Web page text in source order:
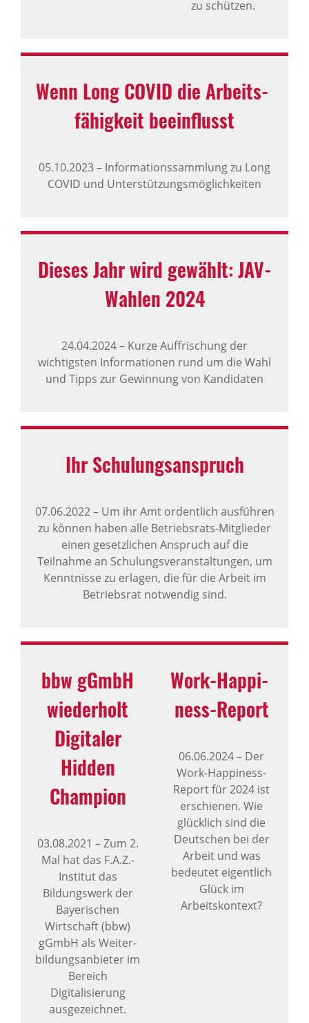
zu schützen.
Wenn Long COVID die Arbeits­
fä­hig­keit beein­flusst
05.10.2023– Informationssammlung zu Long
COVID und Unterstützungsmöglichkeiten
Dieses Jahr wird gewählt: JAV-
Wahlen 2024
24.04.2024– Kurze Auffrischung der
wichtigsten Informationen rund um die Wahl
und Tipps zur Gewinnung von Kandidaten
Ihr Schu­lungs­an­spruch
07.06.2022–Um ihr Amt ordentlich ausführen
zu können haben alle Betriebsrats-Mitglieder
einen gesetzlichen Anspruch auf die
Teilnahme an Schulungsveranstaltungen, um
Kenntnisse zu erlagen, die für die Arbeit im
Betriebsrat notwendig sind.
bbw gGmbH
wieder­holt
Digi­taler
Hidden
Cham­pion
03.08.2021 –Zum 2.
Mal hat das F.A.Z.-
Institut das
Bildungswerk der
Bayerischen
Wirtschaft (bbw)
gGmbH als Weiter­
bil­dungs­anbieter im
Bereich
Digitalisierung
ausgezeichnet.
Work-Happi­
ness-Report
06.06.2024– Der
Work-Happiness-
Report für 2024 ist
erschienen. Wie
glücklich sind die
Deutschen bei der
Arbeit und was
bedeutet eigentlich
Glück im
Arbeitskontext?